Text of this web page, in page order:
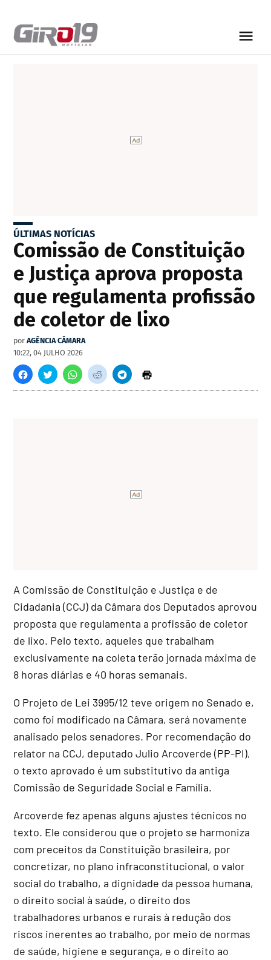
ÚLTIMAS NOTÍCIAS
Comissão de Constituição
e Justiça aprova proposta
que regulamenta profissão
de coletor de lixo
por AGÊNCIA CÂMARA
10:22, 04 JULHO 2026
A Comissão de Constituição e Justiça e de
Cidadania (CCJ) da Câmara dos Deputados aprovou
proposta que regulamenta a profissão de coletor
de lixo. Pelo texto, aqueles que trabalham
exclusivamente na coleta terão jornada máxima de
8 horas diárias e 40 horas semanais.
O Projeto de Lei 3995/12 teve origem no Senado e,
como foi modificado na Câmara, será novamente
analisado pelos senadores. Por recomendação do
relator na CCJ, deputado Julio Arcoverde (PP-PI),
o texto aprovado é um substitutivo da antiga
Comissão de Seguridade Social e Família.
Arcoverde fez apenas alguns ajustes técnicos no
texto. Ele considerou que o projeto se harmoniza
com preceitos da Constituição brasileira, por
concretizar, no plano infraconstitucional, o valor
social do trabalho, a dignidade da pessoa humana,
o direito social à saúde, o direito dos
trabalhadores urbanos e rurais à redução dos
riscos inerentes ao trabalho, por meio de normas
de saúde, higiene e segurança, e o direito ao